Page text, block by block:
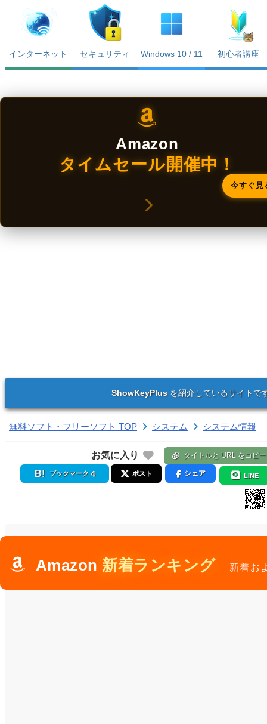
インターネット セキュリティ Windows 10 / 11 初心者講座
Amazon
タイムセール開催中！
今すぐ見
ShowKeyPlusを紹介しているサイトで
無料ソフト・フリーソフト TOP システム システム情報
お気に入り タイトルと URL をコピー
ブックマーク 4 ポスト シェア LINE
Amazon 新着ランキング 新着お